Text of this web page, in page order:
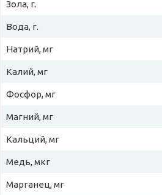
Зола, г.
Вода, г.
Натрий, мг
Калий, мг
Фосфор, мг
Магний, мг
Кальций, мг
Медь, мкг
Марганец, мг